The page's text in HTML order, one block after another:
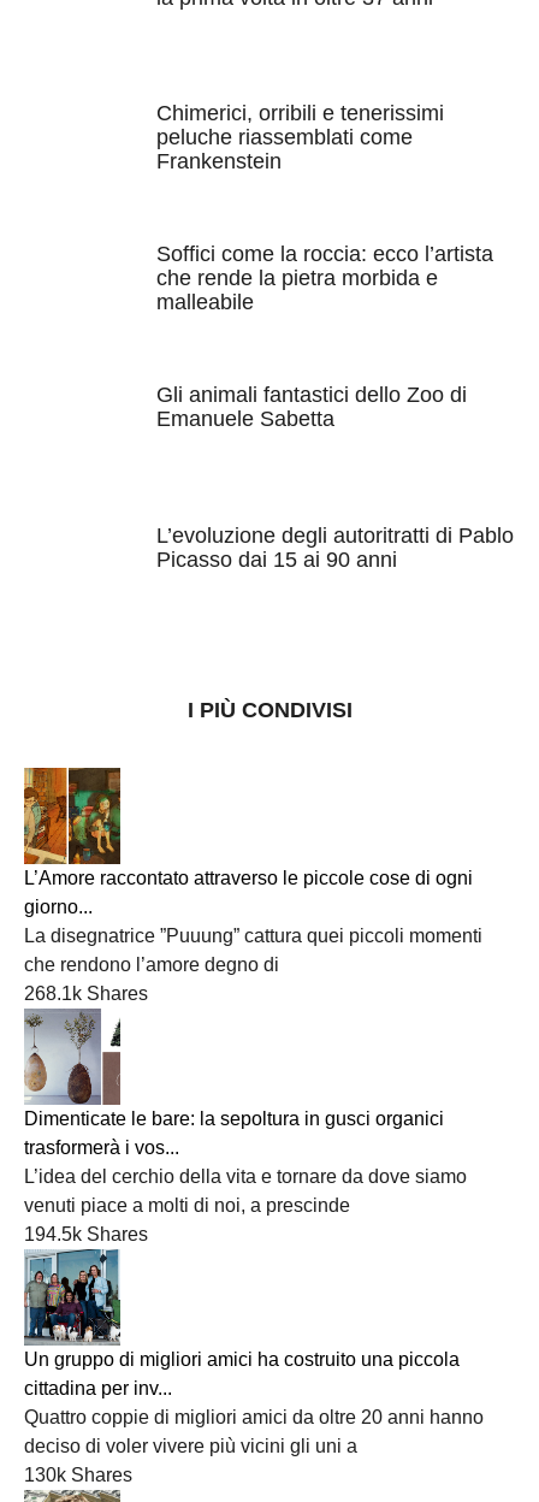
Chimerici, orribili e tenerissimi
peluche riassemblati come
Frankenstein
Soffici come la roccia: ecco l’artista
che rende la pietra morbida e
malleabile
Gli animali fantastici dello Zoo di
Emanuele Sabetta
L’evoluzione degli autoritratti di Pablo
Picasso dai 15 ai 90 anni
I PIÙ CONDIVISI
L’Amore raccontato attraverso le piccole cose di ogni
giorno...
La disegnatrice ”Puuung” cattura quei piccoli momenti
che rendono l’amore degno di
268.1k Shares
Dimenticate le bare: la sepoltura in gusci organici
trasformerà i vos...
L’idea del cerchio della vita e tornare da dove siamo
venuti piace a molti di noi, a prescinde
194.5k Shares
Un gruppo di migliori amici ha costruito una piccola
cittadina per inv...
Quattro coppie di migliori amici da oltre 20 anni hanno
deciso di voler vivere più vicini gli uni a
130k Shares